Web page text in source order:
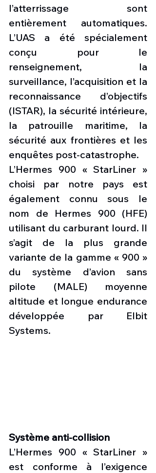
l’atterrissage sont
entièrement automatiques.
L’UAS a été spécialement
conçu pour le
renseignement, la
surveillance, l’acquisition et la
reconnaissance d’objectifs
(ISTAR), la sécurité intérieure,
la patrouille maritime, la
sécurité aux frontières et les
enquêtes post-catastrophe.
L’Hermes 900 « StarLiner »
choisi par notre pays est
également connu sous le
nom de Hermes 900 (HFE)
utilisant du carburant lourd. Il
s’agit de la plus grande
variante de la gamme « 900 »
du système d’avion sans
pilote (MALE) moyenne
altitude et longue endurance
développée par Elbit
Systems.
Système anti-collision
L’Hermes 900 « StarLiner »
est conforme à l’exigence